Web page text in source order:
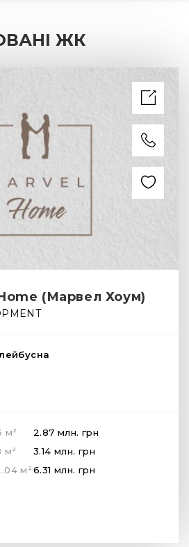
ЖК
(Марвел Хоум)
м 2 2.87 млн. грн
м 2 3.14 млн. грн
м 2 6.31 млн. грн